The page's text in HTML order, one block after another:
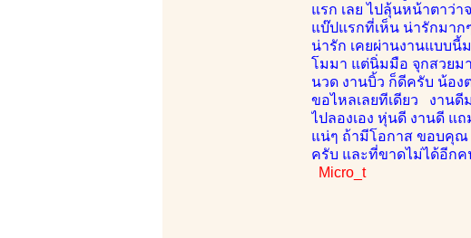
แรก เลย ไปลุ้นหน้าตาว่
แบ๊ปแรกที่เห็น น่ารักมา
น่ารัก เคยผ่านงานแบบ
โมมา แต่นิ่มมือ จุกสวยม
นวด งานบิ้ว ก็ดีครับ น้อ
ขอไหลเลยทีเดียว งานดี
ไปลองเอง หุ่นดี งานดี
แน่ๆ ถ้ามีโอกาส ขอบคุณ
ครับ และที่ขาดไม่ได้อีก
Micro_t